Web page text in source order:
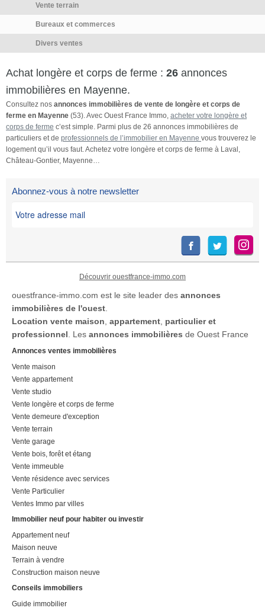
d’un accord de principe pour
habitation, sous réserve des
autorisations administratives
nécessaires. Idéal pour projet
familial, activité équestre,
gîtes, artisan ou recherche de
de Laval (gare TGV Paris en
estimé des dépenses
annuelles d'énergie pour un
des prix […] Voir l’annonce
immobilière >>
vous est présentée par votre
Immobilier BENEDICTE
SOCHON (EI) immatriculé au
RSAC de LAVAL (53000) sous
le numéro
82872904600015.Prix du bien
vendeur.A propos des
Vente terrain
Bureaux et commerces
Divers ventes
Achat longère et corps de ferme : 26 annonces
immobilières en Mayenne.
Consultez nos annonces immobilières de vente de longère et corps de
ferme en Mayenne (53). Avec Ouest France Immo, acheter votre longère et
corps de ferme c’est simple. Parmi plus de 26 annonces immobilières de
particuliers et de professionnels de l’immobilier en Mayenne vous trouverez le
logement qu’il vous faut. Achetez votre longère et corps de ferme à Laval,
Château-Gontier, Mayenne…
Abonnez-vous à notre newsletter
Découvrir ouestfrance-immo.com
ouestfrance-immo.com est le site leader des annonces
immobilières de l'ouest
Location vente maison appartement particulier et
professionnel . Les annonces immobilières de Ouest France
Annonces ventes immobilières
Vente maison
Vente appartement
Vente studio
Vente longère et corps de ferme
Vente demeure d'exception
Vente terrain
Vente garage
Vente bois, forêt et étang
Vente immeuble
Vente résidence avec services
Vente Particulier
Ventes Immo par villes
Immobilier neuf pour habiter ou investir
Appartement neuf
Maison neuve
Terrain à vendre
Construction maison neuve
Conseils immobiliers
Guide immobilier